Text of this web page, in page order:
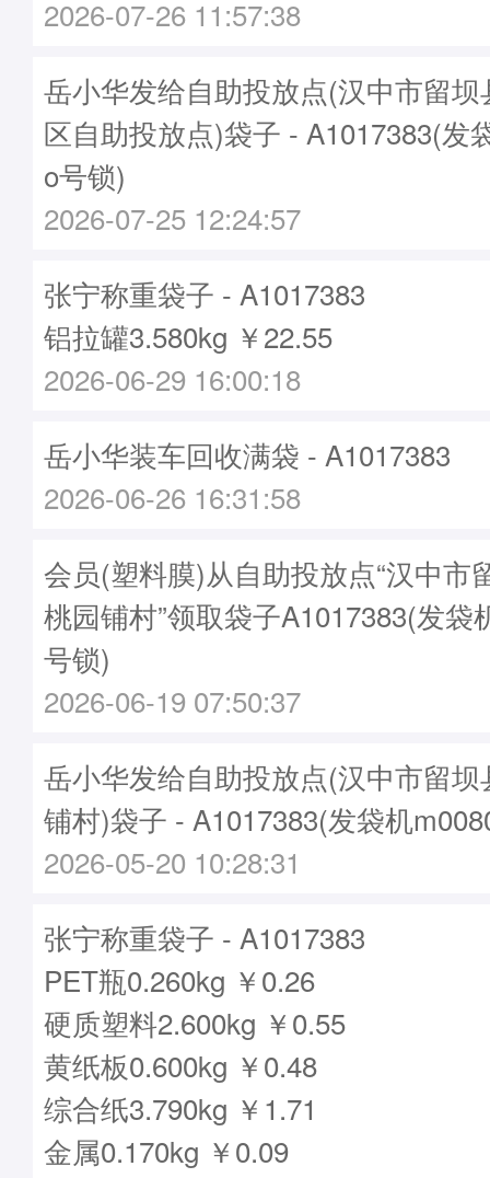
2026-07-26 11:57:38
岳小华发给自助投放点(汉中市留
区自助投放点)袋子 - A1017383(发
o号锁)
2026-07-25 12:24:57
张宁称重袋子 - A1017383
铝拉罐3.580kg ￥22.55
2026-06-29 16:00:18
岳小华装车回收满袋 - A1017383
2026-06-26 16:31:58
会员(塑料膜)从自助投放点“汉中市
桃园铺村”领取袋子A1017383(发袋
号锁)
2026-06-19 07:50:37
岳小华发给自助投放点(汉中市留
铺村)袋子 - A1017383(发袋机
2026-05-20 10:28:31
张宁称重袋子 - A1017383
PET瓶0.260kg ￥0.26
硬质塑料2.600kg ￥0.55
黄纸板0.600kg ￥0.48
综合纸3.790kg ￥1.71
金属0.170kg ￥0.09